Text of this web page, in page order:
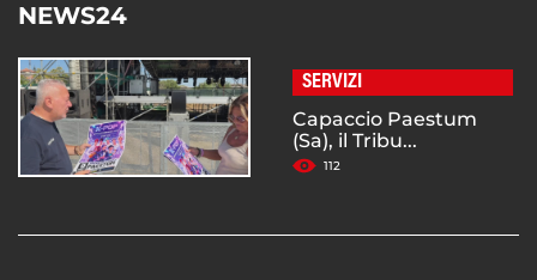
NEWS24
SERVIZI
Capaccio Paestum
(Sa), il Tribu...
112